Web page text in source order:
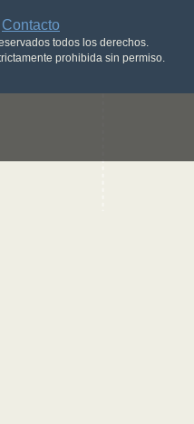
Contacto
todos los derechos.
prohibida sin permiso.